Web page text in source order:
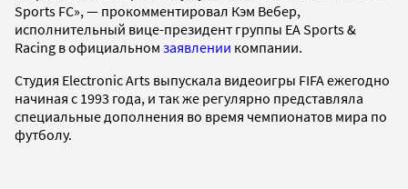
Sports FC», — прокомментировал Кэм Вебер,
исполнительный вице-президент группы EA Sports &
Racing в официальном заявлении компании.
Студия Electronic Arts выпускала видеоигры FIFA ежегодно
начиная с 1993 года, и так же регулярно представляла
специальные дополнения во время чемпионатов мира по
футболу.